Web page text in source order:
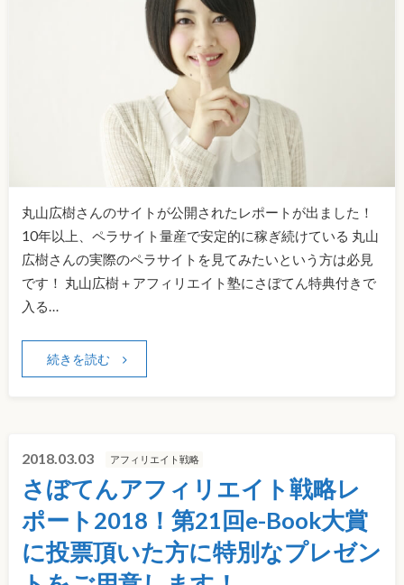
丸山広樹さんのサイトが公開されたレポートが出ました！
10年以上、ペラサイト量産で安定的に稼ぎ続けている 丸山
広樹さんの実際のペラサイトを見てみたいという方は必見
です！ 丸山広樹＋アフィリエイト塾にさぼてん特典付きで
入る…
続きを読む
2018.03.03 アフィリエイト戦略
さぼてんアフィリエイト戦略レ
ポート2018！第21回e-Book大賞
に投票頂いた方に特別なプレゼン